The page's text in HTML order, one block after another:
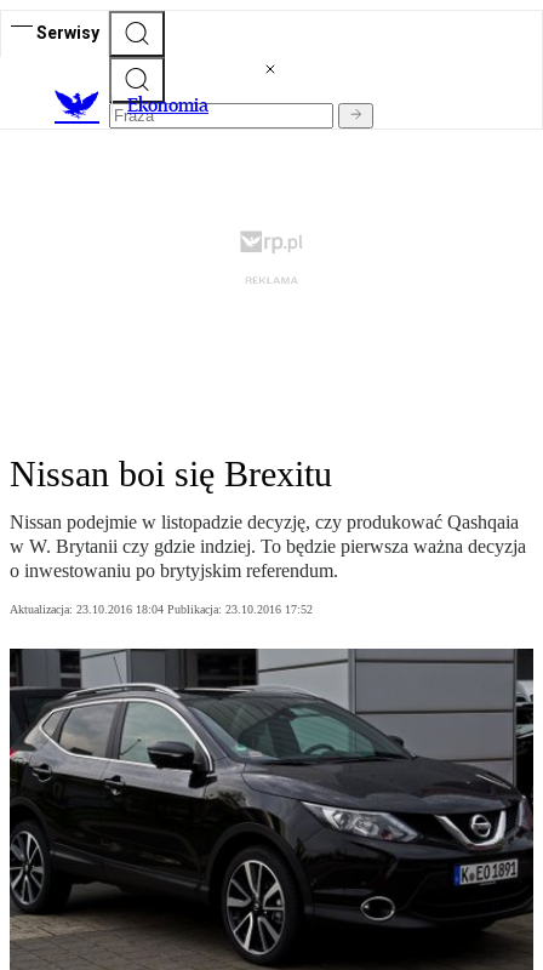
Serwisy
Ekonomia
Nissan boi się Brexitu
Nissan podejmie w listopadzie decyzję, czy produkować Qashqaia
w W. Brytanii czy gdzie indziej. To będzie pierwsza ważna decyzja
o inwestowaniu po brytyjskim referendum.
Aktualizacja: 23.10.2016 18:04 Publikacja: 23.10.2016 17:52